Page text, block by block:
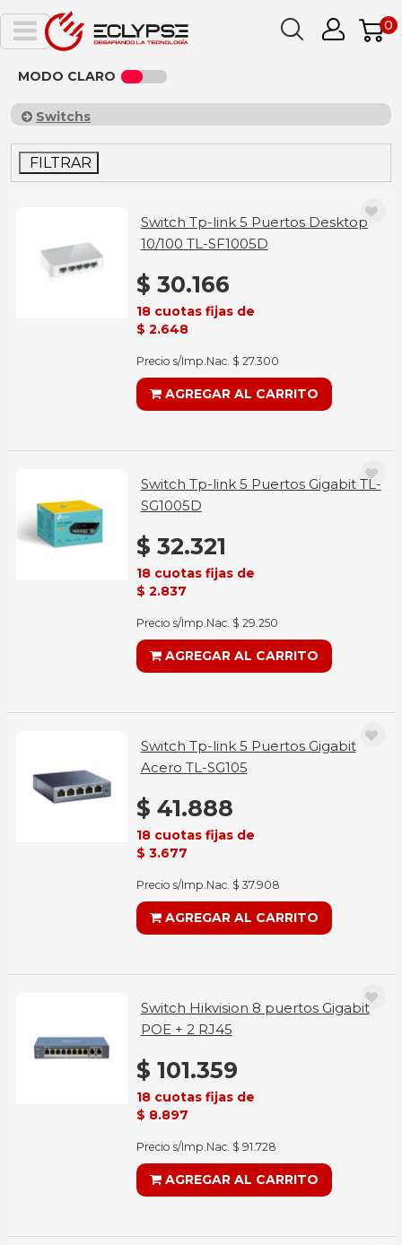
0
MODO CLARO
Switchs
FILTRAR
Switch Tp-link 5 Puertos Desktop
10/100 TL-SF1005D
$ 30.166
18 cuotas fijas de
$ 2.648
Precio s/Imp.Nac. $ 27.300
AGREGAR AL CARRITO
Switch Tp-link 5 Puertos Gigabit TL-
SG1005D
$ 32.321
18 cuotas fijas de
$ 2.837
Precio s/Imp.Nac. $ 29.250
AGREGAR AL CARRITO
Switch Tp-link 5 Puertos Gigabit
Acero TL-SG105
$ 41.888
18 cuotas fijas de
$ 3.677
Precio s/Imp.Nac. $ 37.908
AGREGAR AL CARRITO
Switch Hikvision 8 puertos Gigabit
POE + 2 RJ45
$ 101.359
18 cuotas fijas de
$ 8.897
Precio s/Imp.Nac. $ 91.728
AGREGAR AL CARRITO